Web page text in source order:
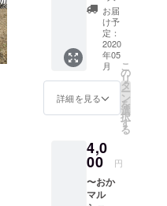
ます。
当日お
越し頂
けなく
なって
しまっ
はメー
ルにて
い。
になり
ます。
《おか
マル
シェ受
取り選
択の
方》
2020.5.
崎市の
総持院
れるお
かマル
自分の
イニ
シャル
のトー
ト、つ
いつい
毎日使
いたく
プレゼ
ントに
も最適
です。
トート
メール
をお送
りしま
す】 眺
めてい
るだけ
で心が
ほっこ
り温ま
るイラ
かりで
す。 疲
れた時
にも思
わず笑
お届
け予
定：
2020
年05
月
詳細を見る
こ
の
リ
タ
ー
ン
を
選
択
す
る
4,0
00 円
〜おか
マル